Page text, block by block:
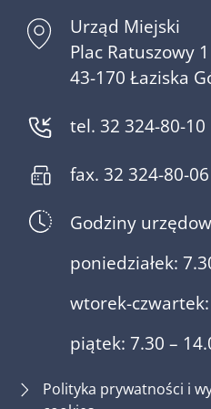
Urząd Miejski
Plac Ratuszowy 1
43-170 Łaziska
tel. 32 324-80-10
fax. 32 324-80-06
Godziny
poniedziałek:
wtorek-
piątek: 7.30 –
Polityka prywatności i